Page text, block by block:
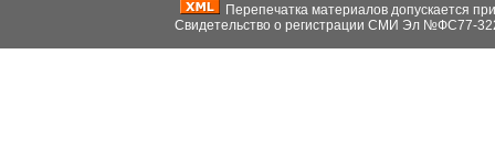
Перепечатка материалов допускается
Свидетельство о регистрации СМИ Эл №ФС77-